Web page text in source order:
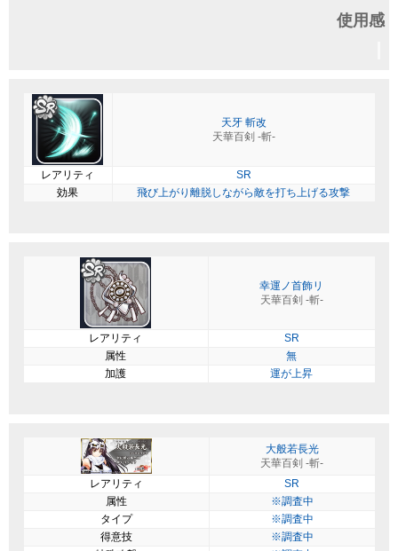
使用感
天牙 斬改
天華百剣 -斬-
レアリティ
SR
効果
飛び上がり離脱しながら敵を打ち上げる攻撃
幸運ノ首飾リ
天華百剣 -斬-
レアリティ
SR
属性
無
加護
運が上昇
大般若長光
天華百剣 -斬-
レアリティ
SR
属性
※調査中
タイプ
※調査中
得意技
※調査中